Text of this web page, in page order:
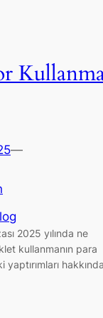
—
2025 yılında ne
kullanmanın para